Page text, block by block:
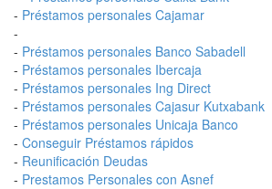
- Préstamos personales Cajamar
-
- Préstamos personales Banco Sabadell
- Préstamos personales Ibercaja
- Préstamos personales Ing Direct
- Préstamos personales Cajasur Kutxabank
- Préstamos personales Unicaja Banco
- Conseguir Préstamos rápidos
- Reunificación Deudas
- Prestamos Personales con Asnef